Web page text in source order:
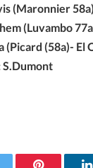
(Maronnier
(Luvambo
(Picard (58a)- El
S.Dumont